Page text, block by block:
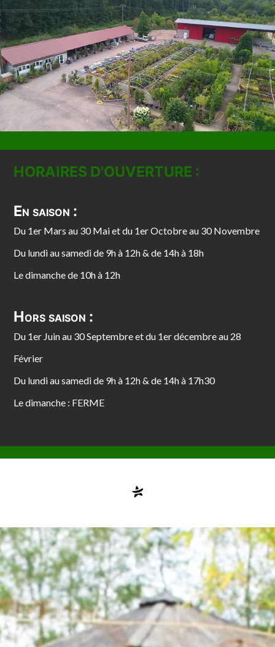
HORAIRES D'OUVERTURE :
En saison :
Du 1er Mars au 30 Mai et du 1er Octobre au 30 Novembre
Du lundi au samedi de 9h à 12h & de 14h à 18h
Le dimanche de 10h à 12h
Hors saison :
Du 1er Juin au 30 Septembre et du 1er décembre au 28
Février
Du lundi au samedi de 9h à 12h & de 14h à 17h30
Le dimanche : FERME